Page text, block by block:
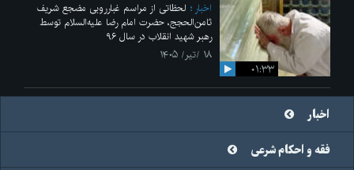
۰۱:۳۳
اخبار
لحظاتی از مراسم غبارروبی مضجع شریف
ثامن‌الحجج، حضرت امام رضا علیه‌السلام توسط
رهبر شهید انقلاب در سال ۹۶
۱۸ /تیر/ ۱۴۰۵
اخبار
فقه و احکام شرعی